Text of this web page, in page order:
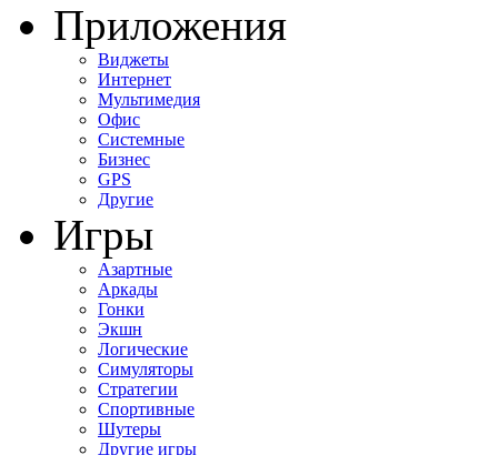
Приложения
Виджеты
Интернет
Мультимедия
Офис
Системные
Бизнес
GPS
Другие
Игры
Азартные
Аркады
Гонки
Экшн
Логические
Симуляторы
Стратегии
Спортивные
Шутеры
Другие игры